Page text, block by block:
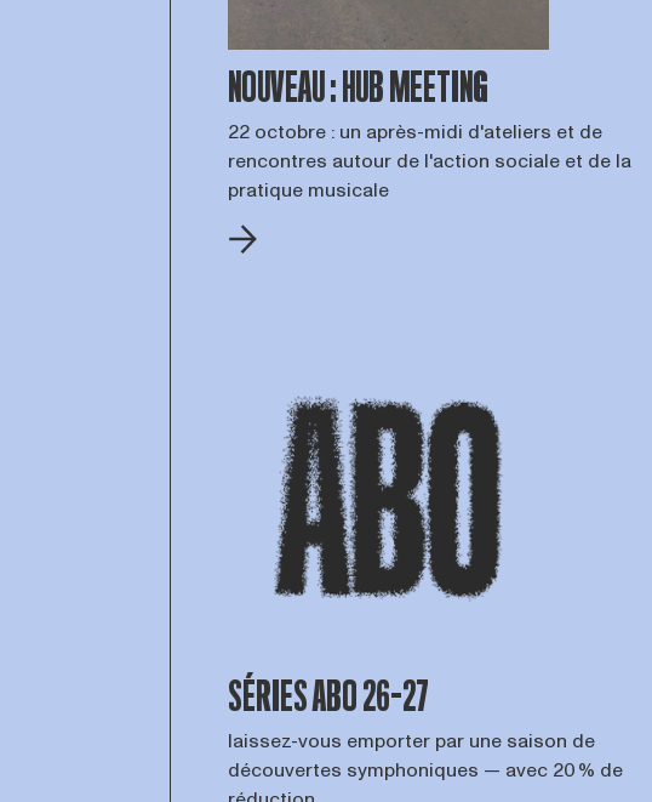
NOUVEAU : HUB MEETING
22 octobre : un après-midi d'ateliers et de
rencontres autour de l'action sociale et de la
pratique musicale
SÉRIES ABO 26-27
laissez-vous emporter par une saison de
découvertes symphoniques — avec 20 % de